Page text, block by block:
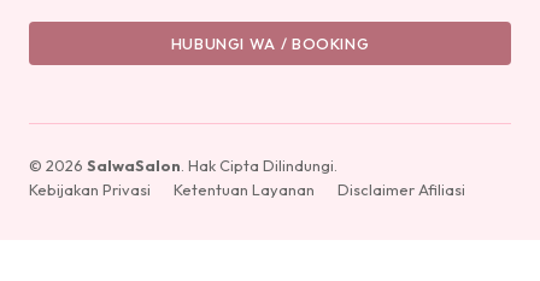
HUBUNGI WA / BOOKING
© 2026 SalwaSalon. Hak Cipta Dilindungi.
Kebijakan Privasi
Ketentuan Layanan Disclaimer Afiliasi